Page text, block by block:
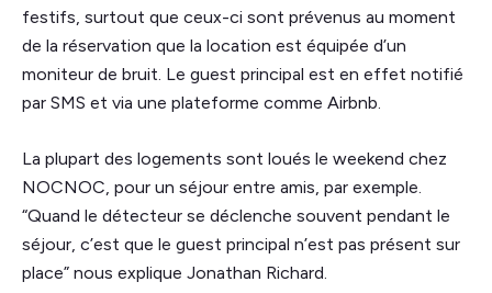
festifs, surtout que ceux-ci sont prévenus au moment
de la réservation que la location est équipée d’un
moniteur de bruit. Le guest principal est en effet notifié
par SMS et via une plateforme comme Airbnb.
La plupart des logements sont loués le weekend chez
NOCNOC, pour un séjour entre amis, par exemple.
“Quand le détecteur se déclenche souvent pendant le
séjour, c’est que le guest principal n’est pas présent sur
place” nous explique Jonathan Richard.